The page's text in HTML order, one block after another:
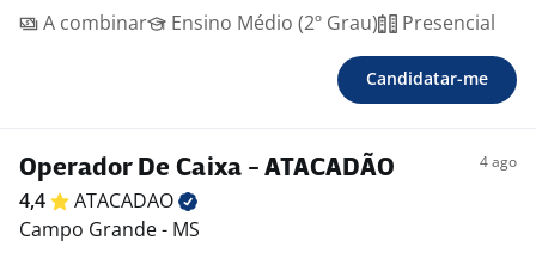
A combinar
Ensino Médio (2º Grau) Presencial
Candidatar-me
Operador De Caixa - ATACADÃO 4 ago
4,4
ATACADAO
Campo Grande - MS